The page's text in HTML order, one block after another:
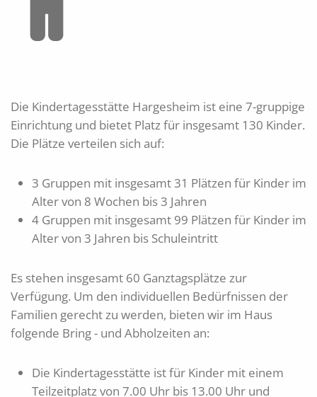
Die Kindertagesstätte Hargesheim ist eine 7-gruppige
Einrichtung und bietet Platz für insgesamt 130 Kinder.
Die Plätze verteilen sich auf:
3 Gruppen mit insgesamt 31 Plätzen für Kinder im
Alter von 8 Wochen bis 3 Jahren
4 Gruppen mit insgesamt 99 Plätzen für Kinder im
Alter von 3 Jahren bis Schuleintritt
Es stehen insgesamt 60 Ganztagsplätze zur
Verfügung. Um den individuellen Bedürfnissen der
Familien gerecht zu werden, bieten wir im Haus
folgende Bring - und Abholzeiten an:
Die Kindertagesstätte ist für Kinder mit einem
Teilzeitplatz von 7.00 Uhr bis 13.00 Uhr und